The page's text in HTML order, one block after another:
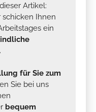
Artikel:
schicken Ihnen
ein
für Sie zum
Sie bei uns
bequem